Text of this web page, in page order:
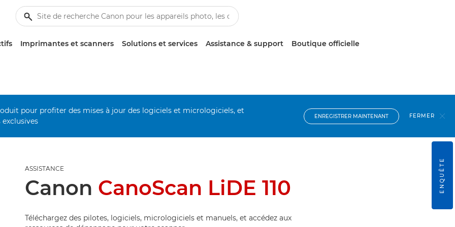
Imprimantes et scanners Solutions et services Assistance & support Boutique officielle
pour profiter des mises à jour des logiciels et micrologiciels, et
ENREGISTRER MAINTENANT FERMER
ASSISTANCE
Canon CanoScan LiDE 110
Téléchargez des pilotes, logiciels, micrologiciels et manuels, et accédez aux
ENQUÊTE